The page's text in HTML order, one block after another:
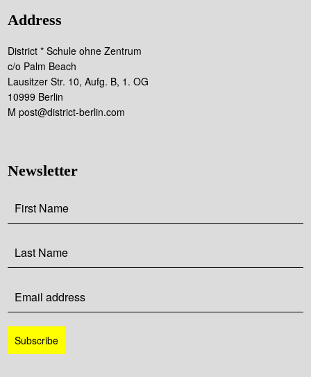
Address
District * Schule ohne Zentrum
c/o Palm Beach
Lausitzer Str. 10, Aufg. B, 1. OG
10999 Berlin
M post@district-berlin.com
Newsletter